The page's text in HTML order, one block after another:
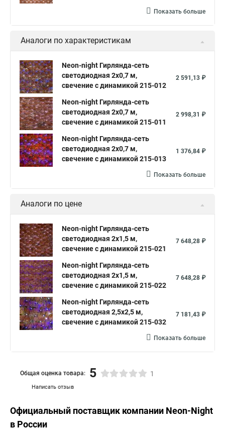
Показать больше
Аналоги по характеристикам
Neon-night Гирлянда-сеть
светодиодная 2х0,7 м,
свечение с динамикой 215-012
2 591,13 ₽
Neon-night Гирлянда-сеть
светодиодная 2х0,7 м,
свечение с динамикой 215-011
2 998,31 ₽
Neon-night Гирлянда-сеть
светодиодная 2х0,7 м,
свечение с динамикой 215-013
1 376,84 ₽
Показать больше
Аналоги по цене
Neon-night Гирлянда-сеть
светодиодная 2х1,5 м,
свечение с динамикой 215-021
7 648,28 ₽
Neon-night Гирлянда-сеть
светодиодная 2х1,5 м,
свечение с динамикой 215-022
7 648,28 ₽
Neon-night Гирлянда-сеть
светодиодная 2,5х2,5 м,
свечение с динамикой 215-032
7 181,43 ₽
Показать больше
Написать отзыв
Общая оценка товара: 5 1
Официальный поставщик компании Neon-Night
в России